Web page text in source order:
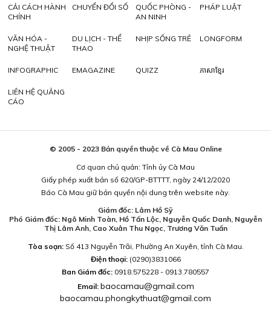
CẢI CÁCH HÀNH
CHÍNH
CHUYỂN ĐỔI SỐ
QUỐC PHÒNG -
AN NINH
PHÁP LUẬT
VĂN HÓA -
NGHỆ THUẬT
DU LỊCH - THỂ
THAO
NHỊP SỐNG TRẺ LONGFORM
INFOGRAPHIC EMAGAZINE QUIZZ ភាសាខ្មែរ
LIÊN HỆ QUẢNG
CÁO
© 2005 - 2023 Bản quyền thuộc về Cà Mau Online
Cơ quan chủ quản: Tỉnh ủy Cà Mau
Giấy phép xuất bản số 620/GP-BTTTT, ngày 24/12/2020
Báo Cà Mau giữ bản quyền nội dung trên website này.
Giám đốc: Lâm Hồ Sỹ
Phó Giám đốc: Ngô Minh Toàn, Hồ Tấn Lộc, Nguyễn Quốc Danh, Nguyễn
Thị Lâm Anh, Cao Xuân Thu Ngọc, Trương Văn Tuấn
Tòa soạn:Số 413 Nguyễn Trãi, Phường An Xuyên, tỉnh Cà Mau.
Điện thoại: (0290)3831066
Ban Giám đốc: 0918.575228 - 0913.780557
Email: baocamau@gmail.com
baocamau.phongkythuat@gmail.com